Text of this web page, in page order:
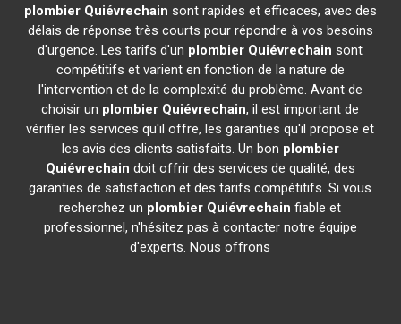
plombier Quiévrechain sont rapides et efficaces, avec des
délais de réponse très courts pour répondre à vos besoins
d'urgence. Les tarifs d'un plombier Quiévrechain sont
compétitifs et varient en fonction de la nature de
l'intervention et de la complexité du problème. Avant de
choisir un plombier Quiévrechain, il est important de
vérifier les services qu'il offre, les garanties qu'il propose et
les avis des clients satisfaits. Un bon plombier
Quiévrechain doit offrir des services de qualité, des
garanties de satisfaction et des tarifs compétitifs. Si vous
recherchez un plombier Quiévrechain fiable et
professionnel, n'hésitez pas à contacter notre équipe
d'experts. Nous offrons